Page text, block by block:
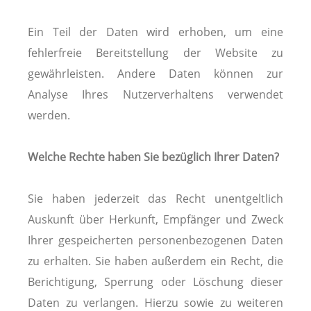
Ein Teil der Daten wird erhoben, um eine
fehlerfreie Bereitstellung der Website zu
gewährleisten. Andere Daten können zur
Analyse Ihres Nutzerverhaltens verwendet
werden.
Welche Rechte haben Sie bezüglich Ihrer Daten?
Sie haben jederzeit das Recht unentgeltlich
Auskunft über Herkunft, Empfänger und Zweck
Ihrer gespeicherten personenbezogenen Daten
zu erhalten. Sie haben außerdem ein Recht, die
Berichtigung, Sperrung oder Löschung dieser
Daten zu verlangen. Hierzu sowie zu weiteren